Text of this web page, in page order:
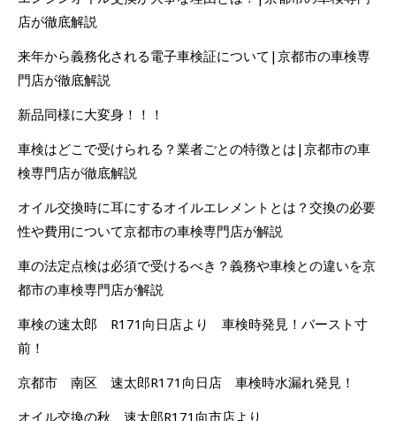
店が徹底解説
来年から義務化される電子車検証について|京都市の車検専
門店が徹底解説
新品同様に大変身！！！
車検はどこで受けられる？業者ごとの特徴とは|京都市の車
検専門店が徹底解説
オイル交換時に耳にするオイルエレメントとは？交換の必要
性や費用について京都市の車検専門店が解説
車の法定点検は必須で受けるべき？義務や車検との違いを京
都市の車検専門店が解説
車検の速太郎 R171向日店より 車検時発見！バースト寸
前！
京都市 南区 速太郎R171向日店 車検時水漏れ発見！
オイル交換の秋 速太郎R171向市店より